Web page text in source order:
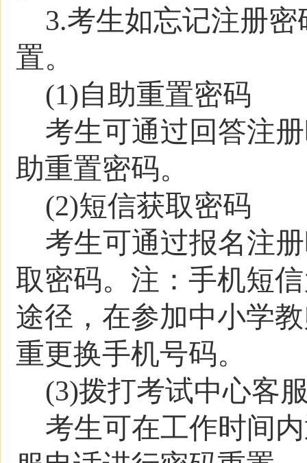
3.考生如忘记注册
置。
(1)自助重置密码
考生可通过回答注
助重置密码。
(2)短信获取密码
考生可通过报名注
取密码。注：手机短
途径，在参加中小学
重更换手机号码。
(3)拨打考试中心客
考生可在工作时间